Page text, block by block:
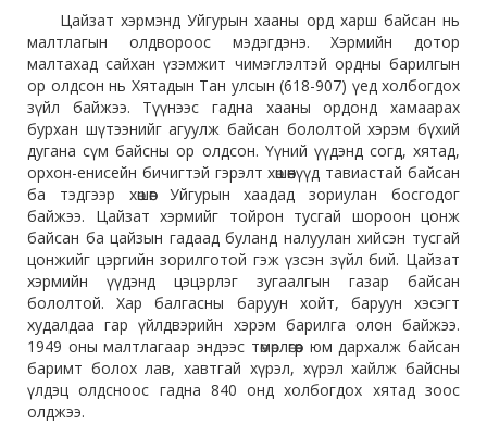
Цайзат хэрмэнд Уйгурын хааны орд харш байсан нь
малтлагын олдвороос мэдэгдэнэ. Хэрмийн дотор
малтахад сайхан үзэмжит чимэглэлтэй ордны барилгын
ор олдсон нь Хятадын Тан улсын (618-907) үед холбогдох
зүйл байжээ. Түүнээс гадна хааны ордонд хамаарах
бурхан шүтээнийг агуулж байсан бололтой хэрэм бүхий
дугана сүм байсны ор олдсон. Үүний үүдэнд согд, хятад,
орхон-енисейн бичигтэй гэрэлт хөшөөнүүд тавиастай байсан
ба тэдгээр хөшөөг Уйгурын хаадад зориулан босгодог
байжээ. Цайзат хэрмийг тойрон тусгай шороон цонж
байсан ба цайзын гадаад буланд налуулан хийсэн тусгай
цонжийг цэргийн зорилготой гэж үзсэн зүйл бий. Цайзат
хэрмийн үүдэнд цэцэрлэг зугаалгын газар байсан
бололтой. Хар балгасны баруун хойт, баруун хэсэгт
худалдаа гар үйлдвэрийн хэрэм барилга олон байжээ.
1949 оны малтлагаар эндээс төмөрлөгөөр юм дархалж байсан
баримт болох лав, хавтгай хүрэл, хүрэл хайлж байсны
үлдэц олдсноос гадна 840 онд холбогдох хятад зоос
олджээ.